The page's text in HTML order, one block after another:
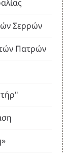
Σερρών
Πατρών